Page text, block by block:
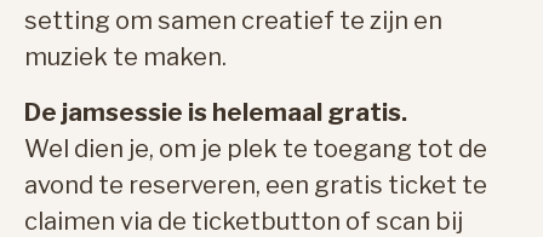
setting om samen creatief te zijn en
muziek te maken.
De jamsessie is helemaal gratis.
Wel dien je, om je plek te toegang tot de
avond te reserveren, een gratis ticket te
claimen via de ticketbutton of scan bij